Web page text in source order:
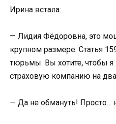
Ирина встала:
— Лидия Фёдоровна, это
крупном размере. Статья
тюрьмы. Вы хотите, чтобы
страховую компанию на
— Да не обмануть! Просто…